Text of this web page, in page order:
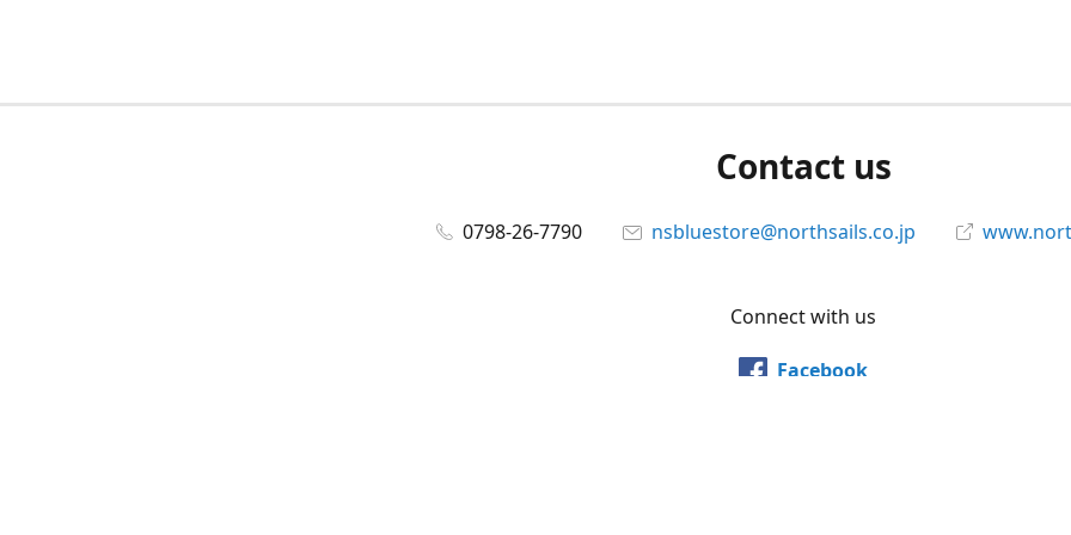
Contact us
0798-26-7790 nsbluestore@northsails.co.jp
Connect with us
Facebook